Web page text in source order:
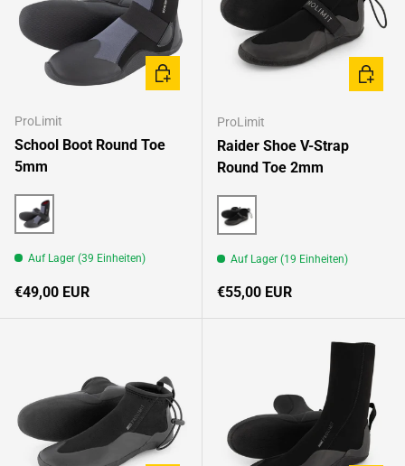
ProLimit
School Boot Round Toe
5mm
Auf Lager (39 Einheiten)
Normaler Preis
€49,00 EUR
OPTIONEN AUSWÄHLEN
ProLimit
Raider Shoe V-Strap
Round Toe 2mm
Auf Lager (19 Einheiten)
Normaler Preis
€55,00 EUR